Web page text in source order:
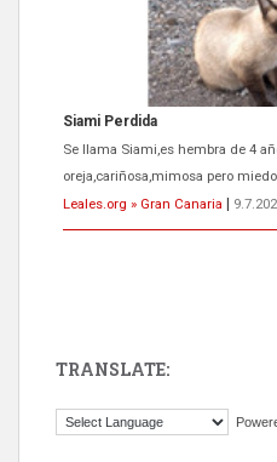
Siami Perdida
Se llama Siami,es hembra de 4
oreja,cariñosa,mimosa pero
Leales.org » Gran Canaria
El ayuntamiento se va a llevar a
TRANSLATE: